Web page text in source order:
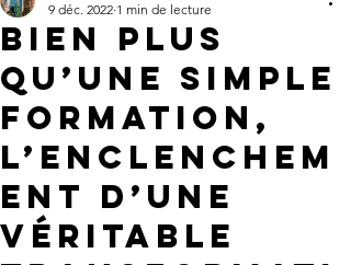
Bien plus
qu’une simple
formation,
l’enclenchem
ent d’une
véritable
9 déc. 2022 1 min de lecture